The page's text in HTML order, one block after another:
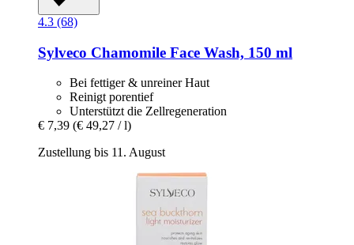
4.3 (68)
Sylveco Chamomile Face Wash, 150 ml
Bei fettiger & unreiner Haut
Reinigt porentief
Unterstützt die Zellregeneration
€ 7,39 (€ 49,27 / l)
Zustellung bis 11. August